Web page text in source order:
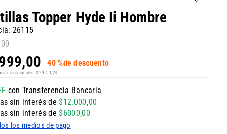
Topper Hyde Ii Hombre
: 26115
00
,00 40 %de descuento
nacionales: $ 29.751 24
con Transferencia Bancaria
sin interés de$12.000,00
sin interés de$6000,00
los medios de pago